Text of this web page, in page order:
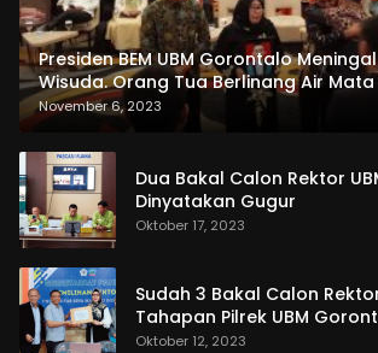
Presiden BEM UBM Gorontalo
Wisuda. Orang Tua Berlinang Air Mata
dan Pemasangan Salempang
November 6, 2023
Dua Bakal Calon Rektor
Dinyatakan Gugur
Oktober 17, 2023
Sudah 3 Bakal Calon
Tahapan Pilrek UBM
Oktober 12, 2023